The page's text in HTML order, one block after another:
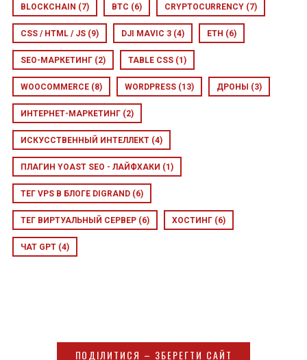
BLOCKCHAIN (7) BTC (6) CRYPTOCURRENCY (7)
CSS / HTML / JS (9) DJI MAVIC 3 (4) ETH (6)
SEO-МАРКЕТИНГ (2) TABLE CSS (1)
WOOCOMMERCE (8) WORDPRESS (13) ДРОНЫ (3)
ИНТЕРНЕТ-МАРКЕТИНГ (2)
ИСКУССТВЕННЫЙ ИНТЕЛЛЕКТ (4)
ПЛАГИН YOAST SEO - ЛАЙФХАКИ (1)
ТЕГ VPS В БЛОГЕ DIGRAND (6)
ТЕГ ВИРТУАЛЬНЫЙ СЕРВЕР (6) ХОСТИНГ (6)
ЧАТ GPT (4)
ПОДІЛИТИСЯ – ЗБЕРЕГТИ САЙТ